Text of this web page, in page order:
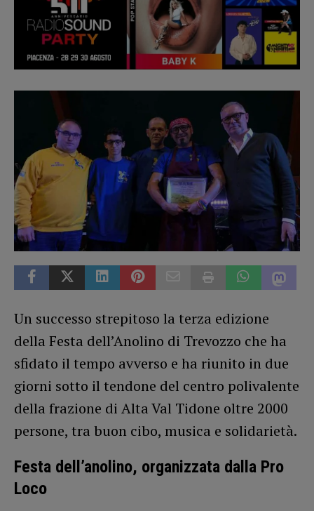
Un successo strepitoso la terza edizione
della Festa dell’Anolino di Trevozzo che ha
sfidato il tempo avverso e ha riunito in due
giorni sotto il tendone del centro polivalente
della frazione di Alta Val Tidone oltre 2000
persone, tra buon cibo, musica e solidarietà.
Festa dell’anolino, organizzata dalla Pro
Loco